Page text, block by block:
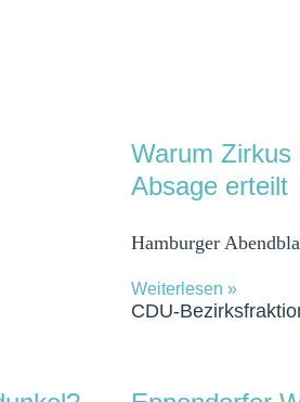
Warum Zirkus
Absage erteilt
Hamburger
Weiterlesen »
CDU-